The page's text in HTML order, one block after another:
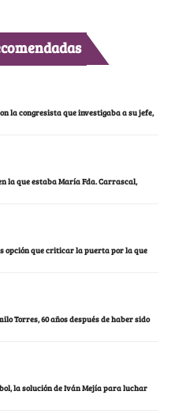
la congresista que investigaba a su jefe,
la que estaba María Fda. Carrascal,
opción que criticar la puerta por la que
Torres, 60 años después de haber sido
la solución de Iván Mejía para luchar